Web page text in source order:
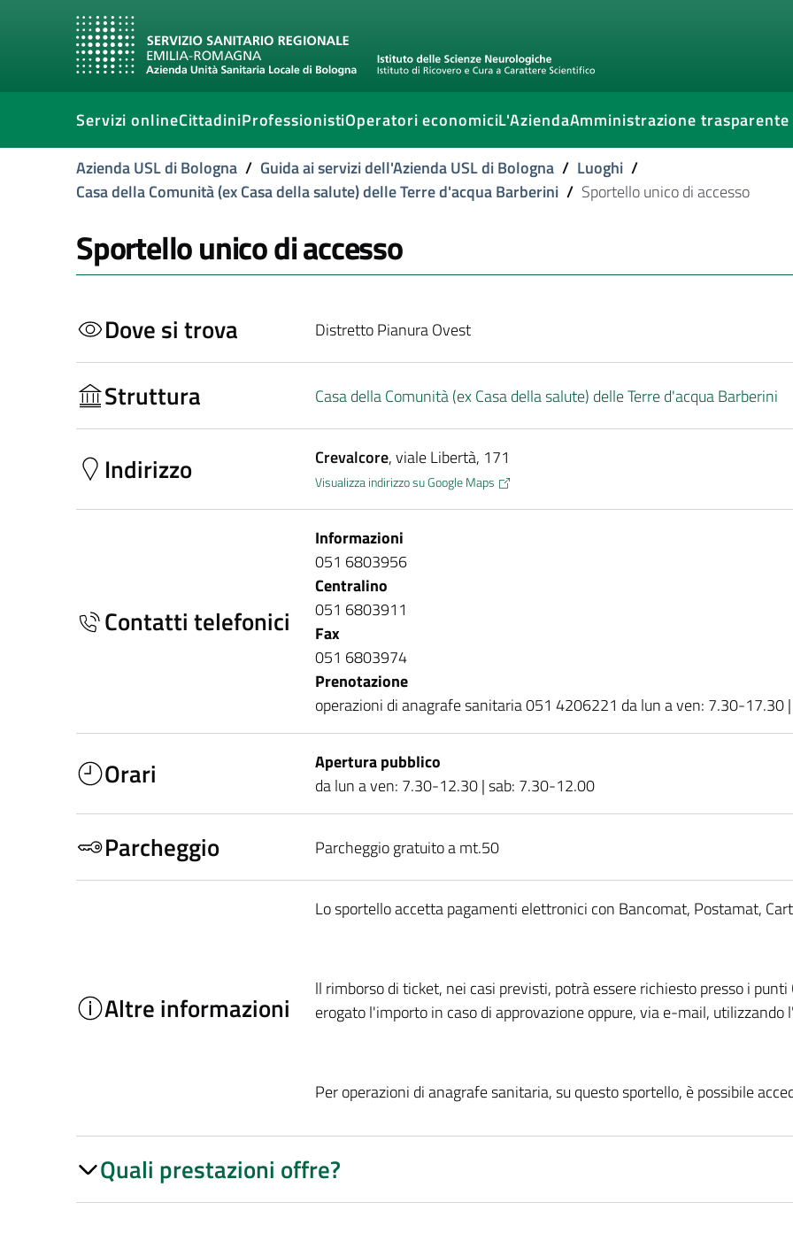
Servizi onlineCittadiniProfessionistiOperatori economiciL'AziendaAmministrazione trasparente
Azienda USL di Bologna / Guida ai servizi dell'Azienda USL di Bologna / Luoghi /
Casa della Comunità (ex Casa della salute) delle Terre d'acqua Barberini / Sportello unico di accesso
Sportello unico di accesso
Dove si trova Distretto Pianura Ovest
Struttura Casa della Comunità (ex Casa della salute) delle Terre d'acqua Barberini
Indirizzo Crevalcore, viale Libertà, 171
Visualizza indirizzo su Google Maps
Contatti telefonici
Informazioni
051 6803956
Centralino
051 6803911
Fax
051 6803974
Prenotazione
operazioni di anagrafe sanitaria 051 4206221 da lun a ven: 7.30-17.30
Orari
Apertura pubblico
da lun a ven: 7.30-12.30 | sab: 7.30-12.00
Parcheggio Parcheggio gratuito a mt.50
Altre informazioni
Lo sportello accetta pagamenti elettronici con Bancomat, Postamat,
ll rimborso di ticket, nei casi previsti, potrà essere richiesto presso i
erogato l'importo in caso di approvazione oppure, via e-mail,
Per operazioni di anagrafe sanitaria, su questo sportello, è possibile
Quali prestazioni offre?